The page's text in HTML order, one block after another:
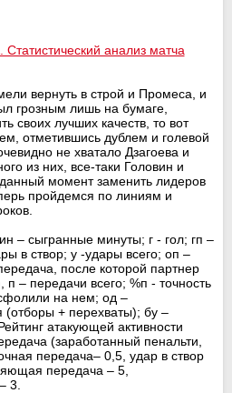
вернуть в строй и Промеса, и
грозным лишь на бумаге,
своих лучших качеств, то вот
отметившись дублем и голевой
не хватало Дзагоева и
из них, все-таки Головин и
момент заменить лидеров
пройдемся по линиям и
– сыгранные минуты; г - гол; гп –
в створ; у -удары всего; оп –
после которой партнер
– передачи всего; %п - точность
на нем; од –
(отборы + перехваты); бу –
атакующей активности
(заработанный пенальти,
передача– 0,5, удар в створ
передача – 5,
3.